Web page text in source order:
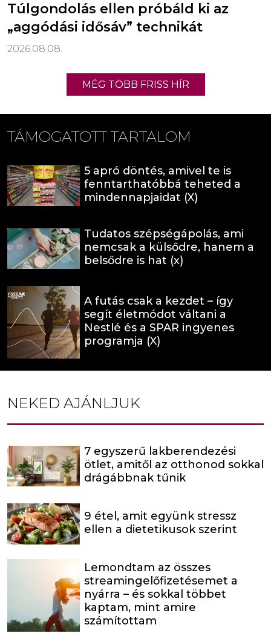
Túlgondolás ellen próbáld ki az
„aggódási idősáv” technikát
2026.08.08.
MÉG TÖBB FRISS HÍR
TÁMOGATOTT TARTALOM
5 apró döntés, amivel te is
fenntarthatóbbá teheted a
mindennapjaidat (X)
Tudatos szépségápolás, ami
nemcsak a külsődre, hanem a
belsődre is hat (x)
A futás csak a kezdet – így
segít életmódot váltani a
Nestlé és a SPAR ingyenes
programja (X)
NEKED AJÁNLJUK
7 egyszerű lakberendezési
ötlet, amitől az otthonod sokkal
drágábbnak tűnik
9 étel, amit együnk stressz
ellen a dietetikusok szerint
Lemondtam az összes
streamingelőfizetésemet a
nyárra – és sokkal többet
kaptam, mint amire
számítottam